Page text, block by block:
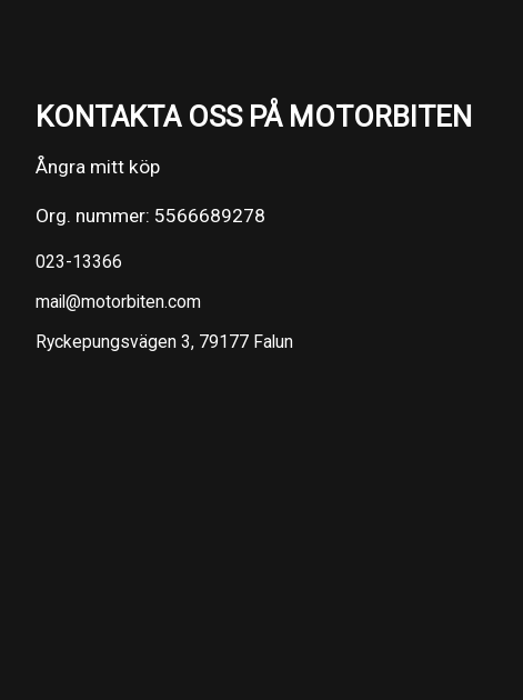
KONTAKTA OSS PÅ MOTORBITEN
Ångra mitt köp
Org. nummer: 5566689278
023-13366
mail@motorbiten.com
Ryckepungsvägen 3, 79177 Falun